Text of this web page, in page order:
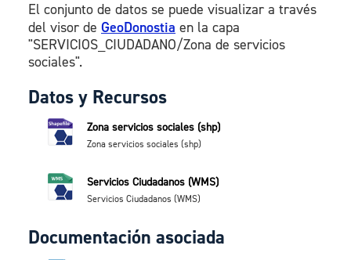
El conjunto de datos se puede visualizar a través
del visor de GeoDonostia en la capa
"SERVICIOS_CIUDADANO/Zona de servicios
sociales".
Datos y Recursos
Zona servicios sociales (shp)
Zona servicios sociales (shp)
Servicios Ciudadanos (WMS)
Servicios Ciudadanos (WMS)
Documentación asociada